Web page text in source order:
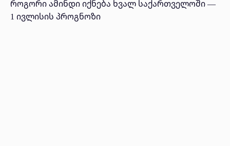
როგორი ამინდი იქნება ხვალ საქართველოში —
1 ივლისის პროგნოზი